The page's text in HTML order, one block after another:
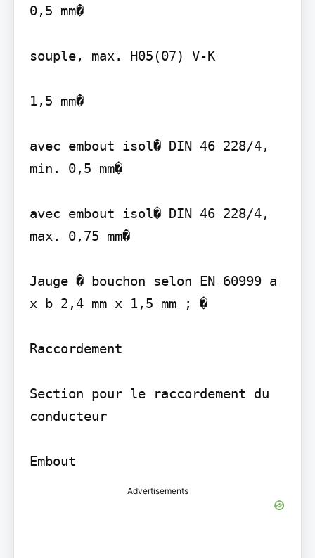
0,5 mm�
souple, max. H05(07) V-K
1,5 mm�
avec embout isol� DIN 46 228/4,
min. 0,5 mm�
avec embout isol� DIN 46 228/4,
max. 0,75 mm�
Jauge � bouchon selon EN 60999 a
x b 2,4 mm x 1,5 mm ; �
Raccordement
Section pour le raccordement du
conducteur
Advertisements